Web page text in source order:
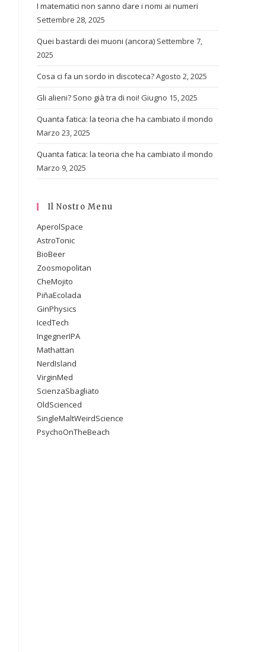
I matematici non sanno dare i nomi ai numeri
Settembre 28, 2025
Quei bastardi dei muoni (ancora) Settembre 7,
2025
Cosa ci fa un sordo in discoteca?Agosto 2, 2025
Gli alieni? Sono già tra di noi! Giugno 15, 2025
Quanta fatica: la teoria che ha cambiato il mondo
Marzo 23, 2025
Quanta fatica: la teoria che ha cambiato il mondo
Marzo 9, 2025
Il Nostro Menu
AperolSpace
AstroTonic
BioBeer
Zoosmopolitan
CheMojito
PiñaEcolada
GinPhysics
IcedTech
IngegnerIPA
Mathattan
NerdIsland
VirginMed
ScienzaSbagliato
OldScienced
SingleMaltWeirdScience
PsychoOnTheBeach